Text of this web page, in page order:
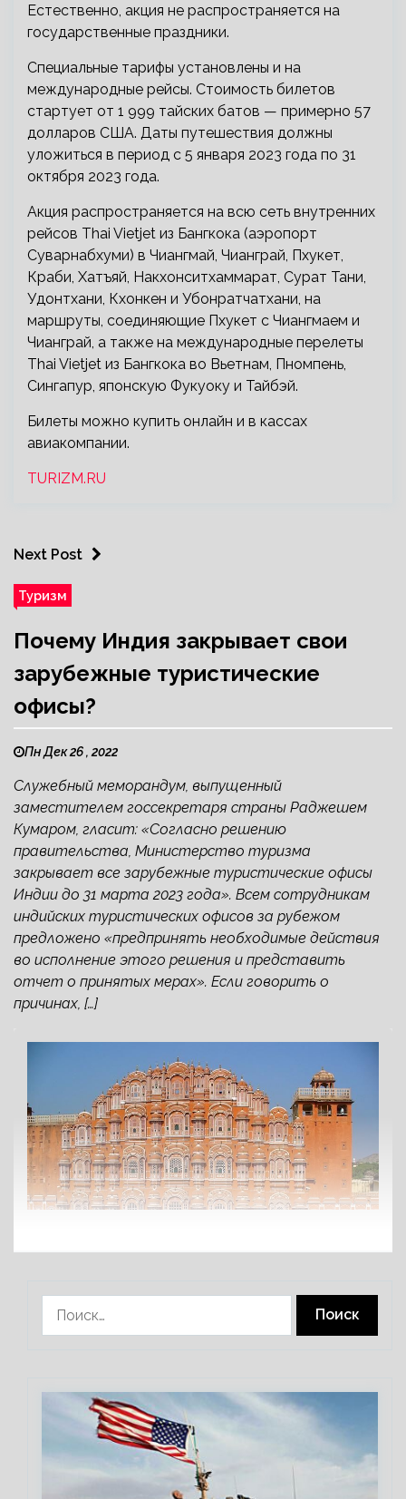
Естественно, акция не распространяется на
государственные праздники.
Специальные тарифы установлены и на
международные рейсы. Стоимость билетов
стартует от 1 999 тайских батов — примерно 57
долларов США. Даты путешествия должны
уложиться в период с 5 января 2023 года по 31
октября 2023 года.
Акция распространяется на всю сеть внутренних
рейсов Thai Vietjet из Бангкока (аэропорт
Суварнабхуми) в Чиангмай, Чианграй, Пхукет,
Краби, Хатъяй, Накхонситхаммарат, Сурат Тани,
Удонтхани, Кхонкен и Убонратчатхани, на
маршруты, соединяющие Пхукет с Чиангмаем и
Чианграй, а также на международные перелеты
Thai Vietjet из Бангкока во Вьетнам, Пномпень,
Сингапур, японскую Фукуоку и Тайбэй.
Билеты можно купить онлайн и в кассах
авиакомпании.
TURIZM.RU
Next Post
Туризм
Почему Индия закрывает свои
зарубежные туристические
офисы?
Пн Дек 26 , 2022
Служебный меморандум, выпущенный
заместителем госсекретаря страны Раджешем
Кумаром, гласит: «Согласно решению
правительства, Министерство туризма
закрывает все зарубежные туристические офисы
Индии до 31 марта 2023 года». Всем сотрудникам
индийских туристических офисов за рубежом
предложено «предпринять необходимые действия
во исполнение этого решения и представить
отчет о принятых мерах». Если говорить о
причинах, […]